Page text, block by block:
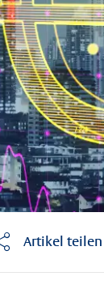
Artikel teilen